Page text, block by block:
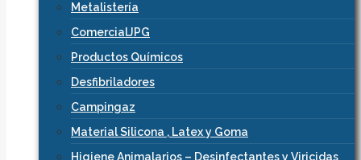
Metalistería
ComercialJPG
Productos Químicos
Desfibriladores
Campingaz
Material Silicona , Latex y Goma
Higiene Animalarios – Desinfectantes y Viricidas